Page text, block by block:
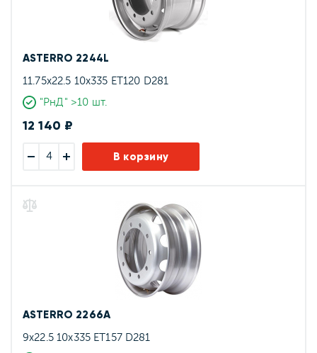
ASTERRO 2244L
11.75x22.5 10x335 ET120 D281
"РнД" >10 шт.
12 140 ₽
В корзину
ASTERRO 2266А
9x22.5 10x335 ET157 D281